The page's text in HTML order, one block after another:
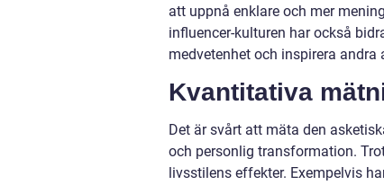
att uppnå enklare och mer
influencer-kulturen har också
medvetenhet och inspirera andra
Kvantitativa
Det är svårt att mäta den
och personlig transformation.
livsstilens effekter. Exempelvis